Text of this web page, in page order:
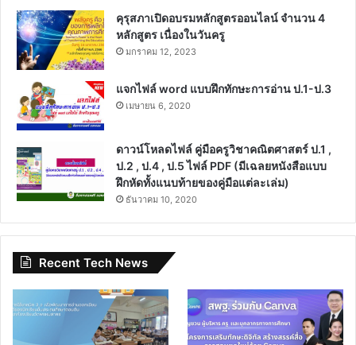
คุรุสภาเปิดอบรมหลักสูตรออนไลน์ จำนวน 4
หลักสูตร เนื่องในวันครู
มกราคม 12, 2023
แจกไฟล์ word แบบฝึกทักษะการอ่าน ป.1-ป.3
เมษายน 6, 2020
ดาวน์โหลดไฟล์ คู่มือครูวิชาคณิตศาสตร์ ป.1 ,
ป.2 , ป.4 , ป.5 ไฟล์ PDF (มีเฉลยหนังสือแบบ
ฝึกหัดทั้งแนบท้ายของคู่มือแต่ละเล่ม)
ธันวาคม 10, 2020
Recent Tech News